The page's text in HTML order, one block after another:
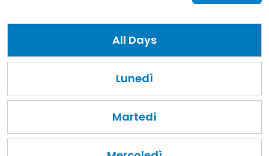
All Days
Lunedì
Martedì